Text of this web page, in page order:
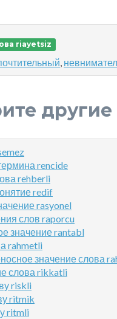
riayetsiz
,
другие
rencide
rehberli
redif
rasyonel
слов raporcu
значение rantabl
rahmetli
значение слова
слова rikkatli
riskli
ritmik
ritmli